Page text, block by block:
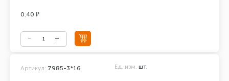
0.40 ₽
Артикул: 7985-3*16 Ед. изм. шт.